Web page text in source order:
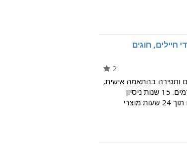
לעצב פריטים
חיילים, חוגים
2
ותפירה בהתאמה אישית,
סדנאות וחוגי תפירה למתחילים ולמתקדמים. 15 שנות ניסיון
בתחום. כל שירותי התפירה: תיקון בגדים תוך 24 שעות מוצרי
הצרת מדים לחיילים